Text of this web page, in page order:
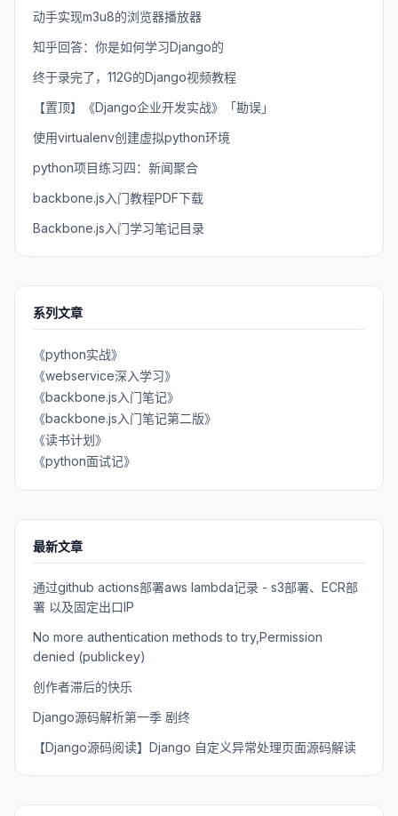
动手实现m3u8的浏览器播放器
知乎回答：你是如何学习Django的
终于录完了，112G的Django视频教程
【置顶】《Django企业开发实战》「勘误」
使用virtualenv创建虚拟python环境
python项目练习四：新闻聚合
backbone.js入门教程PDF下载
Backbone.js入门学习笔记目录
系列文章
《python实战》
《webservice深入学习》
《backbone.js入门笔记》
《backbone.js入门笔记第二版》
《读书计划》
《python面试记》
最新文章
通过github actions部署aws lambda记录 - s3部署、ECR部
署 以及固定出口IP
No more authentication methods to try,Permission
denied (publickey)
创作者滞后的快乐
Django源码解析第一季 剧终
【Django源码阅读】Django 自定义异常处理页面源码解读